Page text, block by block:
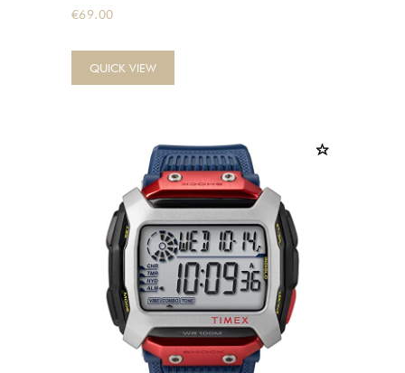
€69.00
QUICK VIEW